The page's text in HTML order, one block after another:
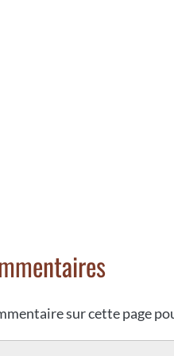
sur cette page